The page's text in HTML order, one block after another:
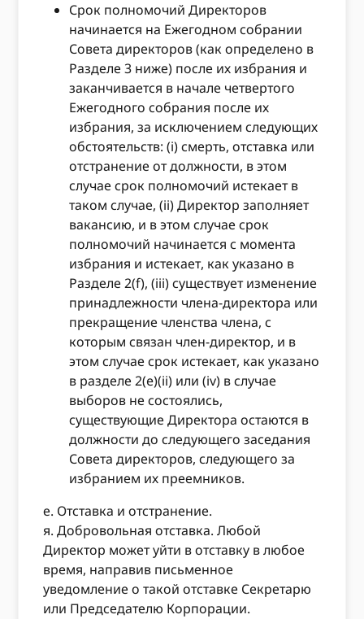
Срок полномочий Директоров
начинается на Ежегодном собрании
Совета директоров (как определено в
Разделе 3 ниже) после их избрания и
заканчивается в начале четвертого
Ежегодного собрания после их
избрания, за исключением следующих
обстоятельств: (i) смерть, отставка или
отстранение от должности, в этом
случае срок полномочий истекает в
таком случае, (ii) Директор заполняет
вакансию, и в этом случае срок
полномочий начинается с момента
избрания и истекает, как указано в
Разделе 2(f), (iii) существует изменение
принадлежности члена-директора или
прекращение членства члена, с
которым связан член-директор, и в
этом случае срок истекает, как указано
в разделе 2(e)(ii) или (iv) в случае
выборов не состоялись,
существующие Директора остаются в
должности до следующего заседания
Совета директоров, следующего за
избранием их преемников.
е. Отставка и отстранение.
я. Добровольная отставка. Любой
Директор может уйти в отставку в любое
время, направив письменное
уведомление о такой отставке Секретарю
или Председателю Корпорации.